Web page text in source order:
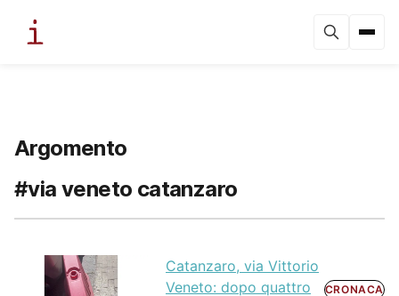
Argomento
#via veneto catanzaro
Catanzaro, via Vittorio
Veneto: dopo quattro
CRONACA